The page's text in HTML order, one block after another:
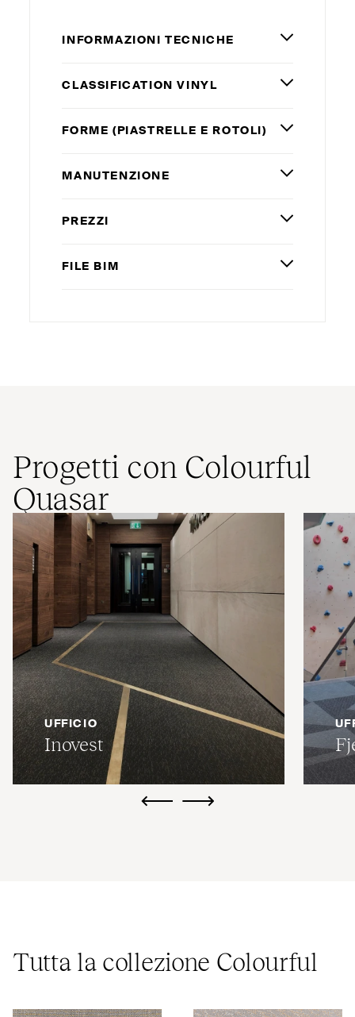
INFORMAZIONI TECNICHE
CLASSIFICATION VINYL
FORME (PIASTRELLE E ROTOLI)
MANUTENZIONE
PREZZI
FILE BIM
Progetti con Colourful
Quasar
UFFICIO
Inovest
ui.previousui.next
Tutta la collezione Colourful